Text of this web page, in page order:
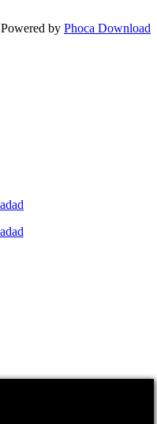
Powered by Phoca Download